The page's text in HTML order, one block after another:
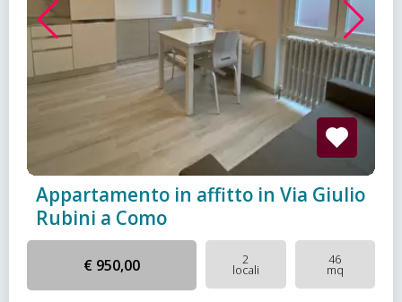
Appartamento in affitto in Via Giulio
Rubini a Como
€ 950,00 2
locali
46
mq